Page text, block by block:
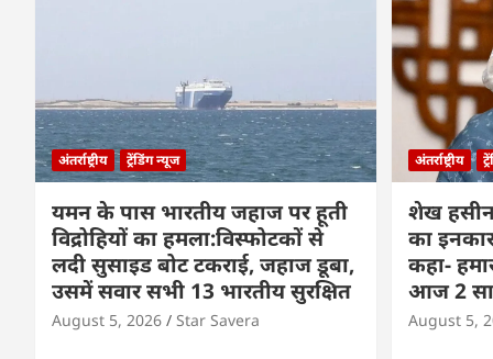
अंतर्राष्ट्रीय ट्रेंडिंग न्यूज
यमन के पास भारतीय जहाज पर हूती
विद्रोहियों का हमला:विस्फोटकों से
लदी सुसाइड बोट टकराई, जहाज डूबा,
उसमें सवार सभी 13 भारतीय सुरक्षित
August 5, 2026 Star Savera
अंतर्राष्ट्रीय
शेख
का
कहा-
आज 2
August 5,